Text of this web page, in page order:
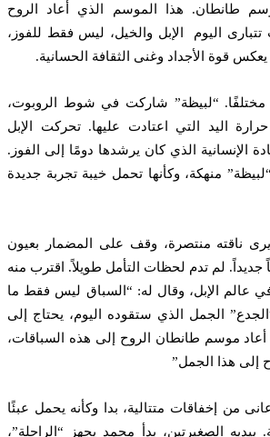
طانطان. هذا الموسم الذي أعاد الروح
اليوم الإبل والخيل، ليس فقط للفوز،
قوة الأجداد وغنى الثقافة الحسانية.
“لبيظة” شاركت في شوط الروبوت،
اليد التي اعتادت عليها. تحركت الإبل
الذي كان يرشدها دومًا إلى الفوز.
منهكة، وكأنها تحمل خيبة تجربة جديدة
ناقته منتصرة، وقف على المضمار بعيون
لم تدم لحظات التأمل طويلاً. اقترب منه
الإبل، وقال له: “السباق ليس فقط ما
الجمل الذي ستقوده اليوم، يحتاج إلى
موسم طانطان الروح إلى هذه السباقات،
هذا الجمل”
من إخفاقات متتالية، بدا وكأنه يحمل عبئًا
الصغيرتين، بدأ محمد يجهز “الراحلة”،